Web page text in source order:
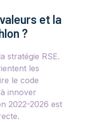
et la
?
stratégie RSE.
les
le code
innover
2022-2026 est